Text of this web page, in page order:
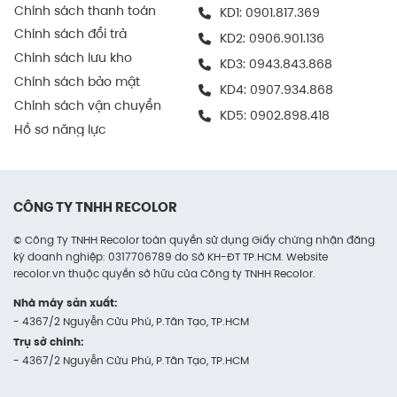
chuyên nghiệp.
Trong vận chuyển hàng hóa
Hộp carton nắp gài giúp cố định sản phẩm tốt khi di
chuyển, hạn chế va chạm và bụi bẩn.
máy bay.
Trong đóng gói quà tặng
Với hình thức thanh lịch, mẫu hộp nắp gài có thể
được sử dụng như hộp quà doanh nghiệp, quà tặng
khách hàng hoặc sản phẩm sự kiện.
Việc phối hợp in màu, dán sticker hoặc dùng giấy
Chính sách thanh toán
Chính sách đổi trả
Chính sách lưu kho
Chính sách bảo mật
Chính sách vận chuyển
Hồ sơ năng lực
KD1: 0901.817.369
KD2: 0906.901.136
KD3: 0943.843.868
KD4: 0907.934.868
KD5: 0902.898.418
CÔNG TY TNHH RECOLOR
© Công Ty TNHH Recolor toàn quyền sử dụng Giấy chứng nhận đăng
ký doanh nghiệp: 0317706789 do Sở KH-ĐT TP.HCM. Website
recolor.vn thuộc quyền sở hữu của Công ty TNHH Recolor.
Nhà máy sản xuất:
- 4367/2 Nguyễn Cửu Phú, P.Tân Tạo, TP.HCM
Trụ sở chính:
- 4367/2 Nguyễn Cửu Phú, P.Tân Tạo, TP.HCM